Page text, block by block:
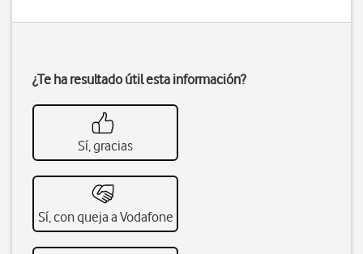
¿Te ha resultado útil esta información?
Sí, gracias
Sí, con queja a Vodafone